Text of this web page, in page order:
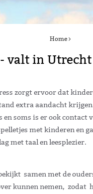
Home
valt in
zorgt ervoor dat
extra aandacht
en soms is er ook contact
met kinderen en
met taal en leesplezier.
samen met de
kunnen nemen, zodat